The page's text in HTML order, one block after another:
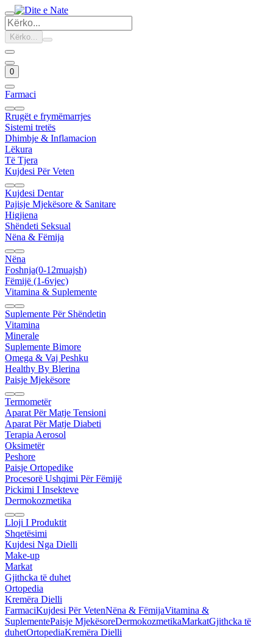
Kërko...
0
Farmaci
Rrugët e frymëmarrjes
Sistemi tretës
Dhimbje & Inflamacion
Lëkura
Të Tjera
Kujdesi Për Veten
Kujdesi Dentar
Pajisje Mjekësore & Sanitare
Higjiena
Shëndeti Seksual
Nëna & Fëmija
Nëna
Foshnja(0-12muajsh)
Fëmijë (1-6vjec)
Vitamina & Suplemente
Suplemente Për Shëndetin
Vitamina
Minerale
Suplemente Bimore
Omega & Vaj Peshku
Healthy By Blerina
Paisje Mjekësore
Termometër
Aparat Për Matje Tensioni
Aparat Për Matje Diabeti
Terapia Aerosol
Oksimetër
Peshore
Paisje Ortopedike
Procesorë Ushqimi Për Fëmijë
Pickimi I Insekteve
Dermokozmetika
Lloji I Produktit
Shqetësimi
Kujdesi Nga Dielli
Make-up
Markat
Gjithcka të duhet
Ortopedia
Kremëra Dielli
FarmaciKujdesi Për VetenNëna & FëmijaVitamina &
SuplementePaisje MjekësoreDermokozmetikaMarkatGjithcka të
duhetOrtopediaKremëra Dielli